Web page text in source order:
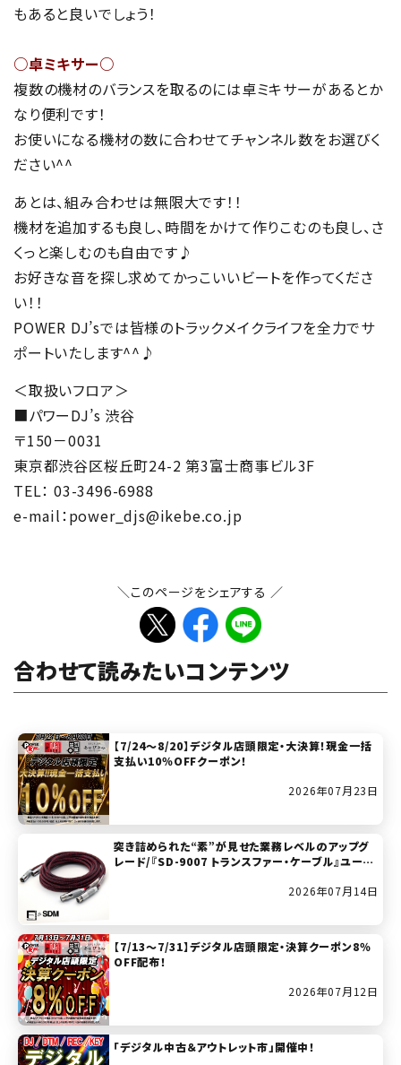
もあると良いでしょう！
○卓ミキサー○
複数の機材のバランスを取るのには卓ミキサーがあるとか
なり便利です！
お使いになる機材の数に合わせてチャンネル数をお選びく
ださい^^
あとは、組み合わせは無限大です！！
機材を追加するも良し、時間をかけて作りこむのも良し、さ
くっと楽しむのも自由です♪
お好きな音を探し求めてかっこいいビートを作ってくださ
い！！
POWER DJ’sでは皆様のトラックメイクライフを全力でサ
ポートいたします^^♪
＜取扱いフロア＞
■パワーDJ’s 渋谷
〒150－0031
東京都渋谷区桜丘町24-2 第3富士商事ビル3F
TEL： 03-3496-6988
e-mail：power_djs@ikebe.co.jp
＼このページをシェアする ／
合わせて読みたいコンテンツ
【7/24～8/20】デジタル店頭限定・大決算！現金一括
支払い10％OFFクーポン！
2026年07月23日
突き詰められた“素”が見せた業務レベルのアップグ
レード/『SD-9007 トランスファー・ケーブル』ユーザ
2026年07月14日
【7/13～7/31】デジタル店頭限定・決算クーポン8％
OFF配布！
2026年07月12日
「デジタル中古＆アウトレット市」開催中！